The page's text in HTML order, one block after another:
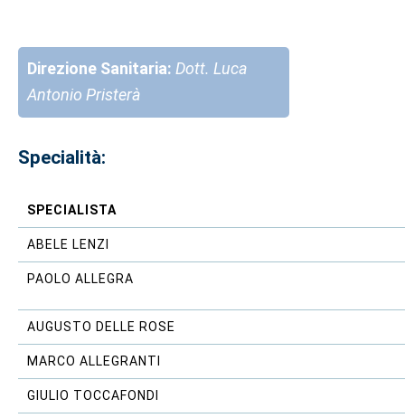
Direzione Sanitaria: Dott. Luca
Antonio Pristerà
Specialità:
SPECIALISTA
ABELE LENZI
PAOLO ALLEGRA
AUGUSTO DELLE ROSE
MARCO ALLEGRANTI
GIULIO TOCCAFONDI